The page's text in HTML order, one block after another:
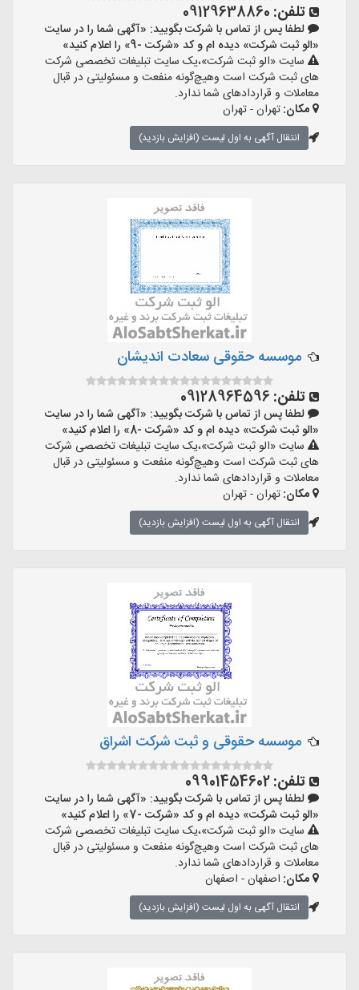
تلفن: 09129638860
لطفا پس از تماس با شرکت بگویید: «آگهی شما را در سایت
«الو ثبت شرکت» دیده ام و کد «شرکت -9» را اعلام کنید»
سایت «الو ثبت شرکت»،یک سایت تبلیغات تخصصی شرکت
های ثبت شرکت است وهیچ‌گونه منفعت و مسئولیتی در قبال
معاملات و قراردادهای شما ندارد.
مکان:تهران - تهران
انتقال آگهی به اول لیست (افزایش بازدید)
موسسه حقوقی سعادت اندیشان
تلفن: 09128964596
لطفا پس از تماس با شرکت بگویید: «آگهی شما را در سایت
«الو ثبت شرکت» دیده ام و کد «شرکت -8» را اعلام کنید»
سایت «الو ثبت شرکت»،یک سایت تبلیغات تخصصی شرکت
های ثبت شرکت است وهیچ‌گونه منفعت و مسئولیتی در قبال
معاملات و قراردادهای شما ندارد.
مکان:تهران - تهران
انتقال آگهی به اول لیست (افزایش بازدید)
موسسه حقوقی و ثبت شرکت اشراق
تلفن:09901454602
لطفا پس از تماس با شرکت بگویید: «آگهی شما را در سایت
«الو ثبت شرکت» دیده ام و کد «شرکت -7» را اعلام کنید»
سایت «الو ثبت شرکت»،یک سایت تبلیغات تخصصی شرکت
های ثبت شرکت است وهیچ‌گونه منفعت و مسئولیتی در قبال
معاملات و قراردادهای شما ندارد.
مکان: اصفهان - اصفهان
انتقال آگهی به اول لیست (افزایش بازدید)